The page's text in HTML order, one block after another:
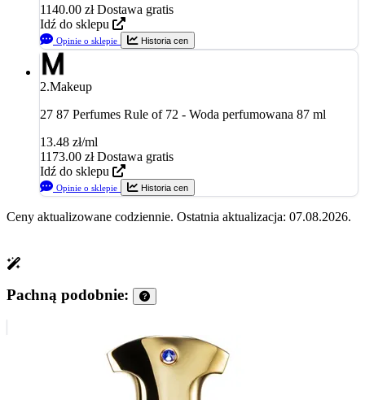
1140.00 zł Dostawa gratis
Idź do sklepu
Opinie o sklepie Historia cen
2.Makeup
27 87 Perfumes Rule of 72 - Woda perfumowana 87 ml
13.48 zł/ml
1173.00 zł Dostawa gratis
Idź do sklepu
Opinie o sklepie Historia cen
Ceny aktualizowane codziennie. Ostatnia aktualizacja: 07.08.2026.
Pachną podobnie: